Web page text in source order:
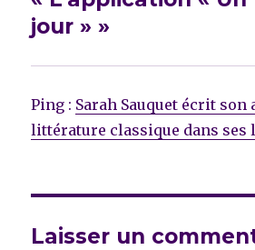
jour » »
Ping : Sarah Sauquet écrit
littérature classique dans ses
Laisser un